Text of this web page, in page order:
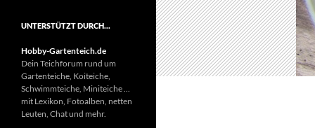
UNTERSTÜTZT DURCH…
Hobby-Gartenteich.de
Dein Teichforum rund um
Gartenteiche, Koiteiche,
Schwimmteiche, Miniteiche ...
mit Lexikon, Fotoalben, netten
Leuten, Chat und mehr.